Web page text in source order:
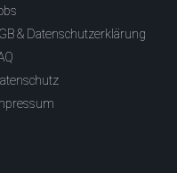
& Datenschutzerklärung